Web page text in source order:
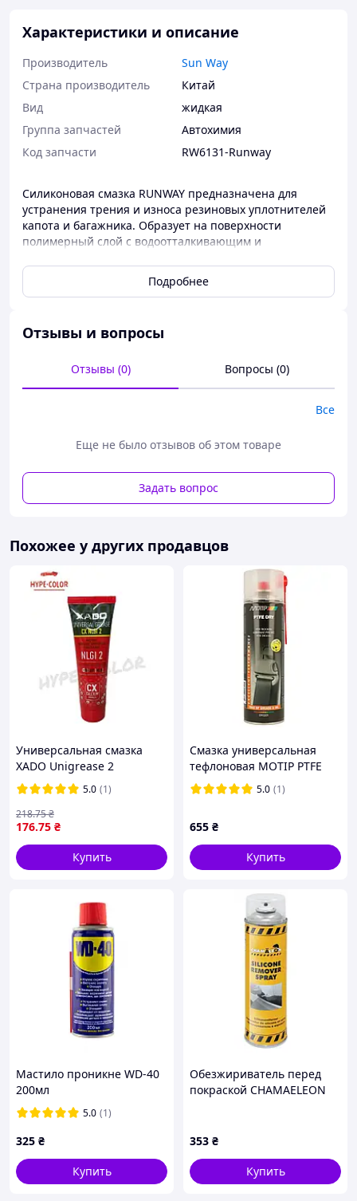
Характеристики и описание
Производитель
Sun Way
Страна производитель
Китай
Вид
жидкая
Группа запчастей
Автохимия
Код запчасти
RW6131-Runway
Силиконовая смазка RUNWAY предназначена для
устранения трения и износа резиновых уплотнителей
капота и багажника. Образует на поверхности
полимерный слой с водоотталкивающим и
обледенение и замерзание резиновых уплотнителей.
Применение:
дайте составу впитаться.
Подробнее
Отзывы и вопросы
Отзывы (0) Вопросы (0)
Все
Еще не было отзывов об этом товаре
Задать вопрос
Похожее у других продавцов
Универсальная смазка
XADO Unigrease 2
кальциевый комплекс 125
мл
5.0 (1)
176.75 ₴
218.75₴
Купить
Смазка универсальная
тефлоновая MOTIP PTFE
Dry сухая прозрачная
аэрозоль 500 мл (090201BS)
5.0 (1)
655 ₴
Купить
Мастило проникне WD-40
200мл
5.0 (1)
325 ₴
Купить
Обезжириватель перед
покраской CHAMAELEON
353 ₴
Купить